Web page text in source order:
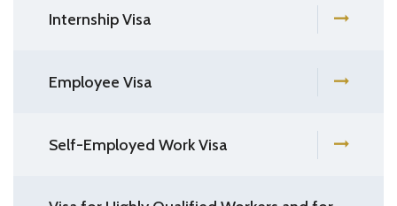
Internship Visa
Employee Visa
Self-Employed Work Visa